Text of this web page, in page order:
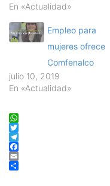
En «Actualidad»
Empleo para
mujeres ofrece
Comfenalco
julio 10, 2019
En «Actualidad»
WhatsApp
Twitter
Telegram
Facebook
Email